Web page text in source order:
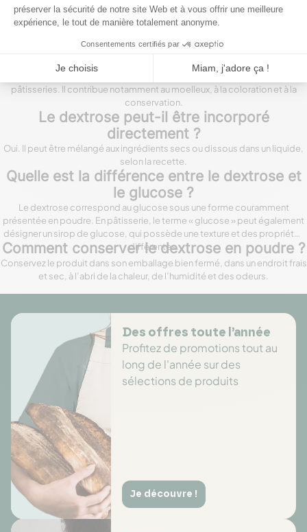
Il possède une action anti-cristallisante qui peut améliorer la régularité et la
texture des confiseries, glaçages, nappages et préparations glacées.
Peut-on utiliser le dextrose pour les
pâtisseries ?
Oui. Il convient aux madeleines, cakes, biscuits, viennoiseries et autres
pâtisseries. Il contribue notamment au moelleux, à la coloration et à la
conservation.
Le dextrose peut-il être incorporé
directement ?
Oui. Il peut être mélangé aux ingrédients secs ou dissous dans un liquide,
selon la recette.
Quelle est la différence entre le dextrose et
le glucose ?
Le dextrose correspond au glucose sous une forme couramment
présentée en poudre. En pâtisserie, le terme « glucose » peut également
désigner un sirop de glucose, qui possède une texture et des propriétés
différentes.
Comment conserver le dextrose en poudre ?
Conservez le produit dans son emballage bien fermé, dans un endroit frais
et sec, à l’abri de la chaleur, de l’humidité et des odeurs.
Des offres toute l’année
Profitez de promotions tout au
long de l'année sur des
sélections de produits
Je découvre !